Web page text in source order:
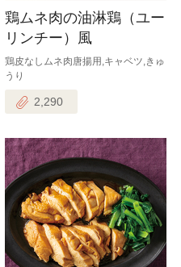
鶏ムネ肉の油淋鶏（ユー
リンチー）風
鶏皮なしムネ肉唐揚用,キャベツ,きゅ
うり
2,290